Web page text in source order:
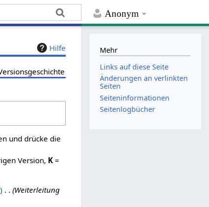
Anonym
Hilfe
und drücke die
Version, K =
Weiterleitung
Mehr
Links auf diese Seite
Änderungen an verlinkten
Seiten
Seiten­­informationen
Seitenlogbücher